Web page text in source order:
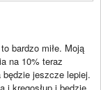
bardzo miłe. Moją
na 10% teraz
jeszcze lepiej.